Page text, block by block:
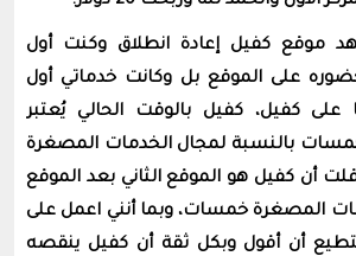
عام 2017 شهد موقع كفيل إعادة انطلاق وكنت أول
على الموقع بل وكانت خدماتي أول
كفيل، كفيل بالوقت الحالي يُعتبر
بالنسبة لمجال الخدمات المصغرة
أن كفيل هو الموقع الثاني بعد الموقع
المصغرة خمسات، وبما أنني اعمل على
أن أقول وبكل ثقة أن كفيل ينقصه